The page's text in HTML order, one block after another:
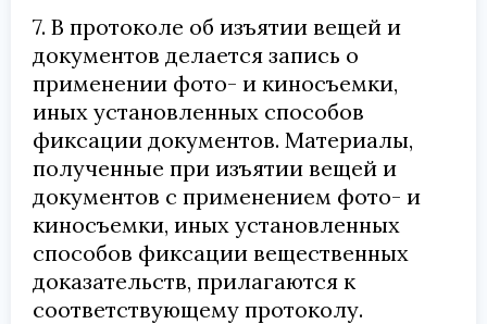
7. В протоколе об изъятии вещей и
документов делается запись о
применении фото- и киносъемки,
иных установленных способов
фиксации документов. Материалы,
полученные при изъятии вещей и
документов с применением фото- и
киносъемки, иных установленных
способов фиксации вещественных
доказательств, прилагаются к
соответствующему протоколу.